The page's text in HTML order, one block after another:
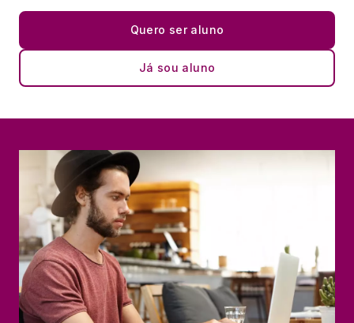
Já sou aluno
Quero ser aluno